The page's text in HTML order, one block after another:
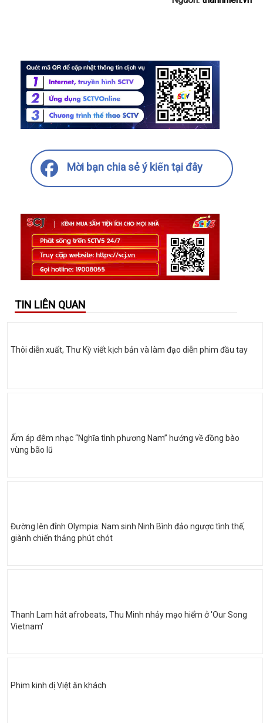
Mời bạn chia sẻ ý kiến tại đây
TIN LIÊN QUAN
Thôi diễn xuất, Thư Kỳ viết kịch bản và làm đạo diễn phim đầu tay
Ấm áp đêm nhạc “Nghĩa tình phương Nam” hướng về đồng bào
vùng bão lũ
Đường lên đỉnh Olympia: Nam sinh Ninh Bình đảo ngược tình thế,
giành chiến thắng phút chót
Thanh Lam hát afrobeats, Thu Minh nhảy mạo hiểm ở 'Our Song
Vietnam'
Phim kinh dị Việt ăn khách